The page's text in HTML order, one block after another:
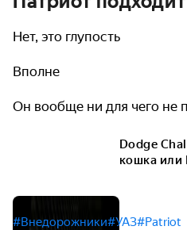
Нет, это глупость
Вполне
Он вообще ни для чего не
Dodge
кошка
#Внедорожники#УАЗ#Patriot